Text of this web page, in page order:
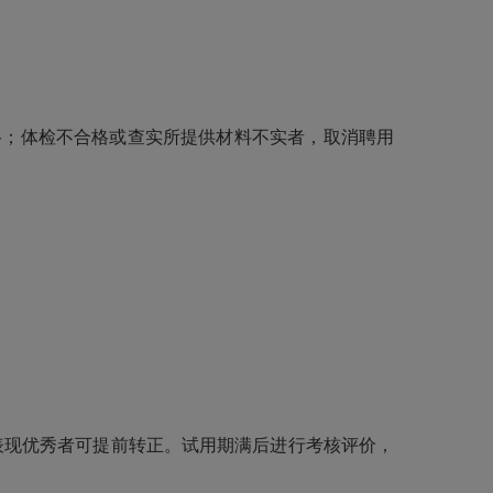
体检不合格或查实所提供材料不实者，取消聘用
优秀者可提前转正。试用期满后进行考核评价，